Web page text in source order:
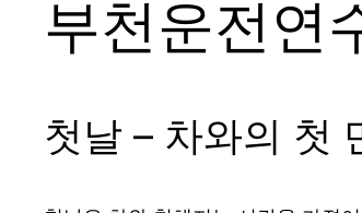
부천운전연
첫날 – 차와의 첫